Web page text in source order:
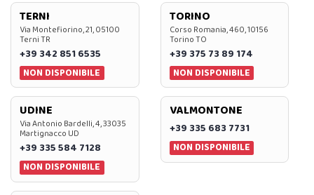
TERNI
Via Montefiorino, 21, 05100
Terni TR
+39 342 851 6535
NON DISPONIBILE
TORINO
Corso Romania, 460, 10156
Torino TO
+39 375 73 89 174
NON DISPONIBILE
UDINE
Via Antonio Bardelli, 4, 33035
Martignacco UD
+39 335 584 7128
NON DISPONIBILE
VALMONTONE
+39 335 683 7731
NON DISPONIBILE